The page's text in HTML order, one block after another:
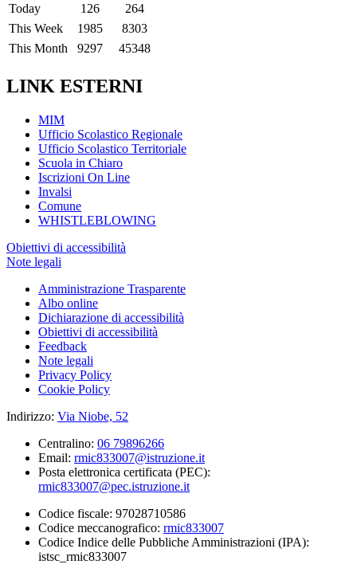
Today
126
264
This Week
1985
8303
This Month
9297 45348
LINK ESTERNI
MIM
Ufficio Scolastico Regionale
Ufficio Scolastico Territoriale
Scuola in Chiaro
Iscrizioni On Line
Invalsi
Comune
WHISTLEBLOWING
Obiettivi di accessibilità
Note legali
Amministrazione Trasparente
Albo online
Dichiarazione di accessibilità
Obiettivi di accessibilità
Feedback
Note legali
Privacy Policy
Cookie Policy
Indirizzo: Via Niobe, 52
Centralino: 06 79896266
Email: rmic833007@istruzione.it
Posta elettronica certificata (PEC):
rmic833007@pec.istruzione.it
Codice fiscale: 97028710586
Codice meccanografico: rmic833007
Codice Indice delle Pubbliche Amministrazioni (IPA):
istsc_rmic833007